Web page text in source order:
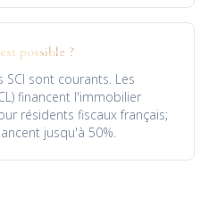
possible ?
SCI sont courants. Les
financent l'immobilier
résidents fiscaux français;
jusqu'à 50%.